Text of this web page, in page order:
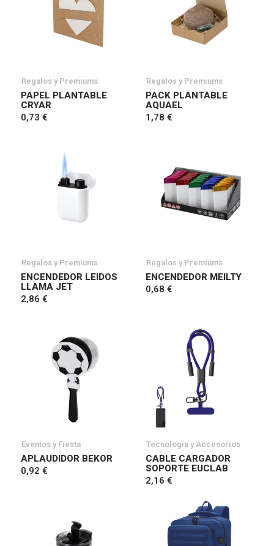
Regalos y Premiums
PAPEL PLANTABLE
CRYAR
0,73 €
Regalos y Premiums
PACK PLANTABLE
AQUAEL
1,78 €
Regalos y Premiums
ENCENDEDOR LEIDOS
LLAMA JET
2,86 €
Regalos y Premiums
ENCENDEDOR MEILTY
0,68 €
Eventos y Fiesta
APLAUDIDOR BEKOR
0,92 €
Tecnología y Accesorios
CABLE CARGADOR
SOPORTE EUCLAB
2,16 €